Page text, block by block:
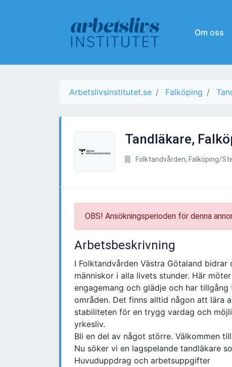
Om oss
Arbetslivsinstitutet.se Falköping
Tandläkare,
Folktandvården, Falköping/
OBS! Ansökningsperioden för denna
Arbetsbeskrivning
I Folktandvården Västra Götaland
människor i alla livets stunder. Här
engagemang och glädje och har
områden. Det finns alltid någon att lära
stabiliteten för en trygg vardag och
yrkesliv.
Bli en del av något större. Välkommen
Nu söker vi en lagspelande tandläkare
Huvuduppdrag och arbetsuppgifter